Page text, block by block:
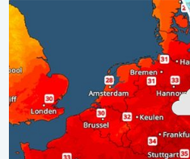
Hoe is het elders in Europa?.